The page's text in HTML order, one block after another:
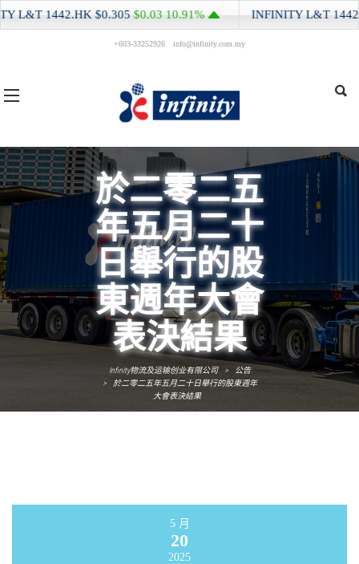
+603-33252926 info@infinity.com.my
於二零二五
年五月二十
日舉行的股
東週年大會
表決結果
Infinity物流及运输创业有限公司 >
公告
>
於二零二五年五月二十日舉行的股東週年
大會表決結果
5 月
20
2025
L&T1442.HK$0.305$0.0310.91% INFINITY L&T